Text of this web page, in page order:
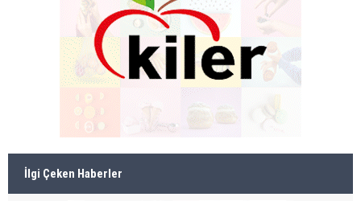
İlgi Çeken Haberler